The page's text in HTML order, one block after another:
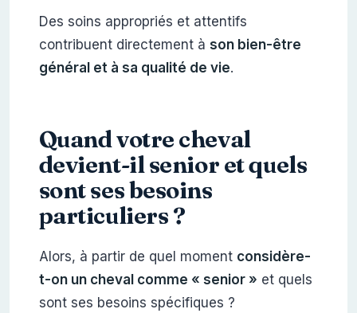
Des soins appropriés et attentifs
contribuent directement à son bien-être
général et à sa qualité de vie.
Quand votre cheval
devient-il senior et quels
sont ses besoins
particuliers ?
Alors, à partir de quel moment considère-
t-on un cheval comme « senior » et quels
sont ses besoins spécifiques ?